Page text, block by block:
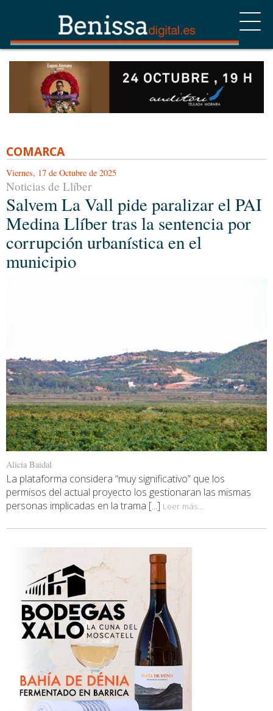
COMARCA
Viernes, 17 de Octubre de 2025
Noticias de Llíber
Salvem La Vall pide paralizar el PAI
Medina Llíber tras la sentencia por
corrupción urbanística en el
municipio
Alicia Baidal
La plataforma considera “muy significativo” que los
permisos del actual proyecto los gestionaran las mismas
personas implicadas en la trama [...] Leer más...